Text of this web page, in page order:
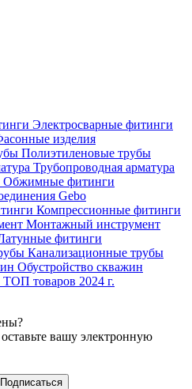
Электросварные фитинги
изделия
Полиэтиленовые трубы
Трубопроводная арматура
Обжимные фитинги
Gebo
Компрессионные фитинги
Монтажный инструмент
фитинги
Канализационные трубы
Обустройство скважин
ТОП товаров 2024 г.
вашу электронную